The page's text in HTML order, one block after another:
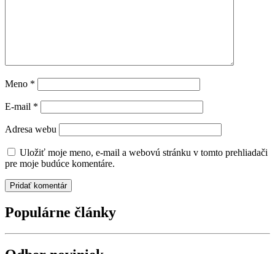
Meno *
E-mail *
Adresa webu
Uložiť moje meno, e-mail a webovú stránku v tomto prehliadači
pre moje budúce komentáre.
Populárne články